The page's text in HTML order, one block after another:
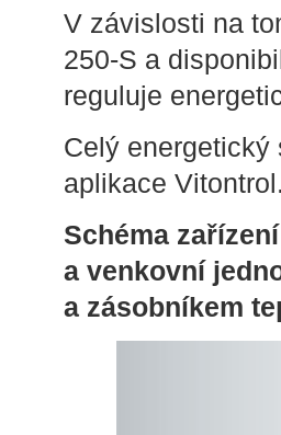
V závislosti na
250-S a
reguluje
Celý energetický
aplikace
Schéma
a venkovní
a zásobníkem